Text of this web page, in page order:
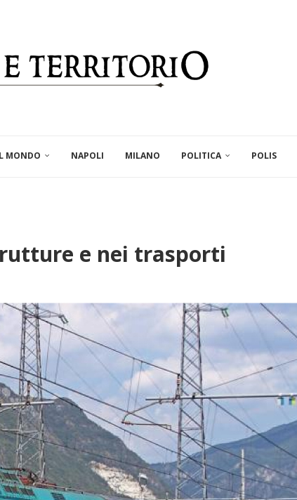
MONDO NAPOLI MILANO POLITICA POLIS
e nei trasporti